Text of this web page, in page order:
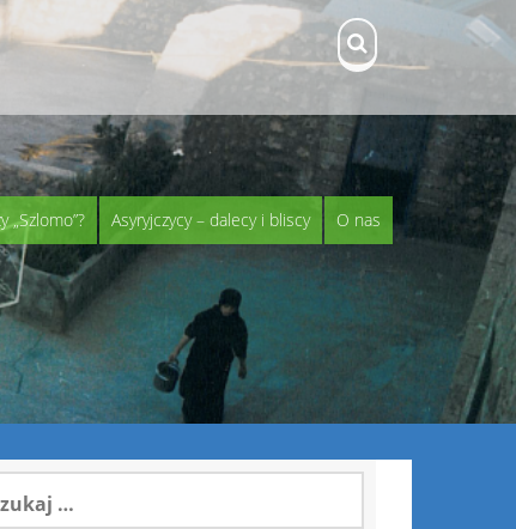
„Szlomo”? Asyryjczycy – dalecy i bliscy O nas